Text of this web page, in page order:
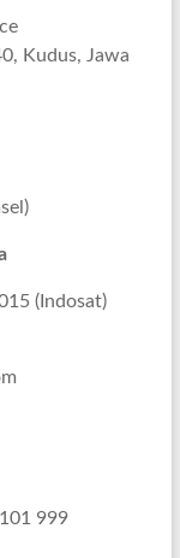
Kudus, Jawa
(Indosat)
999